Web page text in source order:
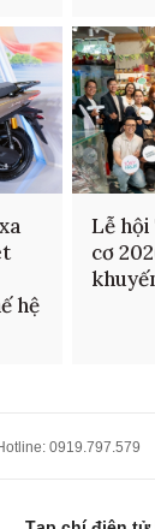
hệ
Lễ
cơ
0919.797.579